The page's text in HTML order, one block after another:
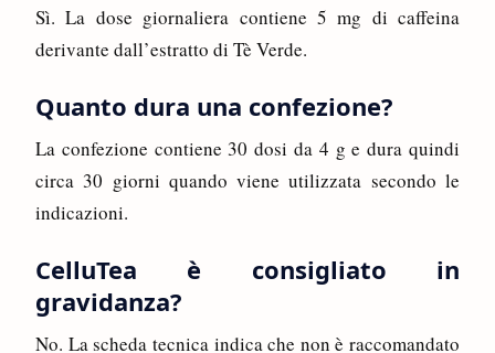
Sì. La dose giornaliera contiene 5 mg di caffeina
derivante dall’estratto di Tè Verde.
Quanto dura una confezione?
La confezione contiene 30 dosi da 4 g e dura quindi
circa 30 giorni quando viene utilizzata secondo le
indicazioni.
CelluTea è consigliato in
gravidanza?
No. La scheda tecnica indica che non è raccomandato